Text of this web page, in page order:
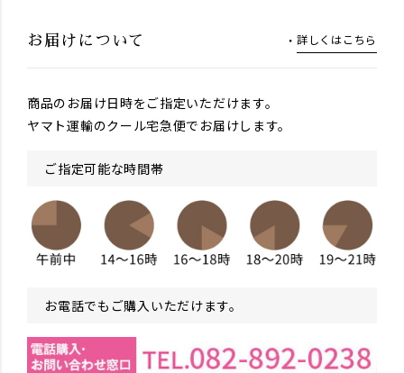
お届けについて 詳しくはこちら
商品のお届け日時をご指定いただけます。
ヤマト運輸のクール宅急便でお届けします。
ご指定可能な時間帯
お電話でもご購入いただけます。